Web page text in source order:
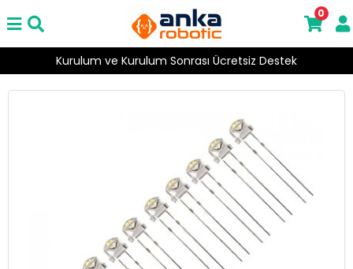
Kurulum ve Kurulum Sonrası Ücretsiz Destek
0